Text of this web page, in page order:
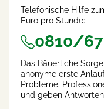
Telefonische Hilfe
Euro pro Stunde:
0810/
Das Bäuerliche
anonyme erste
Probleme.
und geben